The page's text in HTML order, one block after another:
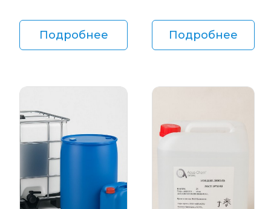
Подробнее Подробнее